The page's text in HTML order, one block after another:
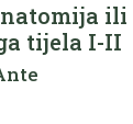
ili
tijela I-II